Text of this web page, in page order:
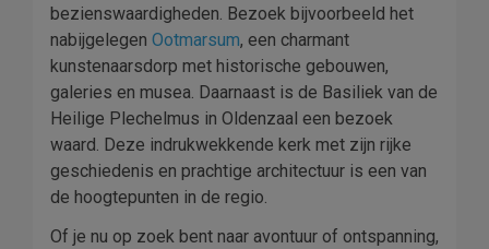
bezienswaardigheden. Bezoek bijvoorbeeld het
nabijgelegen Ootmarsum, een charmant
kunstenaarsdorp met historische gebouwen,
galeries en musea. Daarnaast is de Basiliek van de
Heilige Plechelmus in Oldenzaal een bezoek
waard. Deze indrukwekkende kerk met zijn rijke
geschiedenis en prachtige architectuur is een van
de hoogtepunten in de regio.
Of je nu op zoek bent naar avontuur of ontspanning,